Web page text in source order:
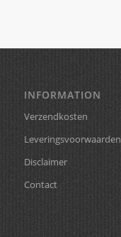
INFORMATION
Verzendkosten
Leveringsvoorwaarden
Disclaimer
Contact